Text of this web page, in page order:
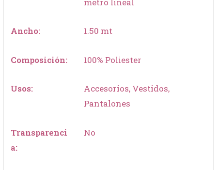
Ancho: 1.50 mt
Composición: 100% Poliester
Usos:
Accesorios, Vestidos,
Pantalones
Transparenci
a:
No